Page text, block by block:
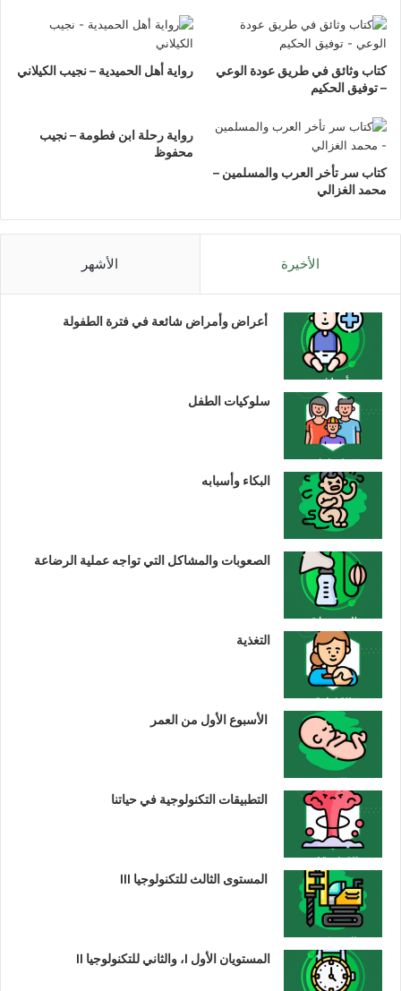
كتاب وثائق في طريق عودة الوعي
– توفيق الحكيم
رواية أهل الحميدية – نجيب الكيلاني
كتاب سر تأخر العرب والمسلمين –
محمد الغزالي
رواية رحلة ابن فطومة – نجيب
محفوظ
الأخيرة الأشهر
أعراض وأمراض شائعة في فترة الطفولة
سلوكيات الطفل
البكاء وأسبابه
الصعوبات والمشاكل التي تواجه عملية الرضاعة
التغذية
الأسبوع الأول من العمر
التطبيقات التكنولوجية في حياتنا
المستوى الثالث للتكنولوجيا III
المستويان الأول I، والثاني للتكنولوجيا II